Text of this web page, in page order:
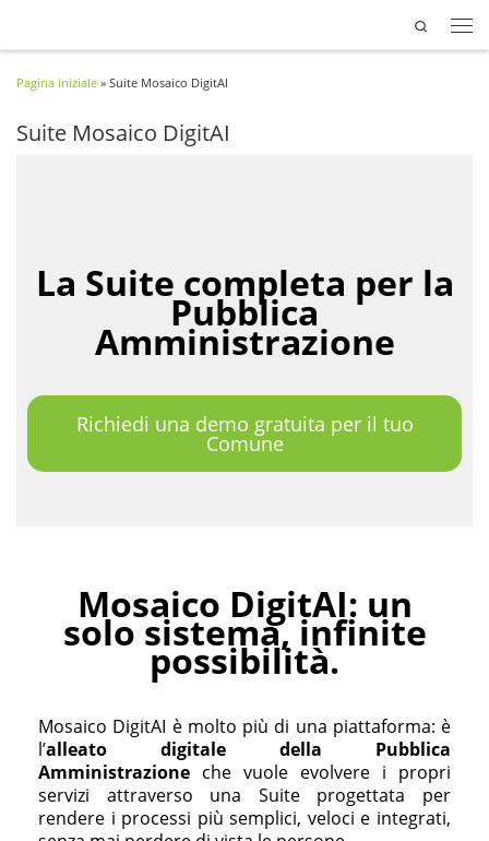
Search
Pagina iniziale » Suite Mosaico DigitAI
Suite Mosaico DigitAI
La Suite completa per la
Pubblica
Amministrazione
Richiedi una demo gratuita per il tuo
Comune
Mosaico DigitAI: un
solo sistema, infinite
possibilità.
Mosaico DigitAI è molto più di una piattaforma: è
l’alleato digitale della Pubblica
Amministrazione che vuole evolvere i propri
servizi attraverso una Suite progettata per
rendere i processi più semplici, veloci e integrati,